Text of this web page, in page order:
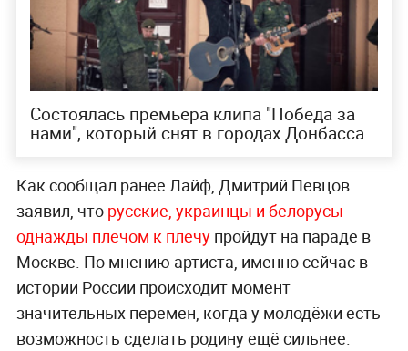
Состоялась премьера клипа "Победа за
нами", который снят в городах Донбасса
Как сообщал ранее Лайф, Дмитрий Певцов
заявил, чторусские, украинцы и белорусы
однажды плечом к плечупройдут на параде в
Москве. По мнению артиста, именно сейчас в
истории России происходит момент
значительных перемен, когда у молодёжи есть
возможность сделать родину ещё сильнее.